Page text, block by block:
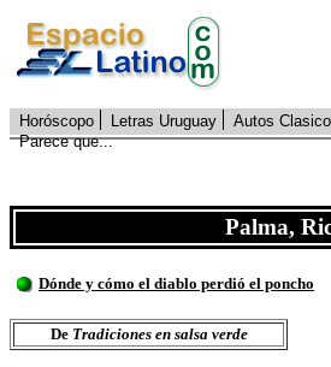
Horóscopo Letras Uruguay Autos
Parece que...
Palma,
Dónde y cómo el diablo perdió el poncho
De Tradiciones en salsa verde